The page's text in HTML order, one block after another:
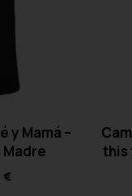
y Mamá –
Madre
€
this